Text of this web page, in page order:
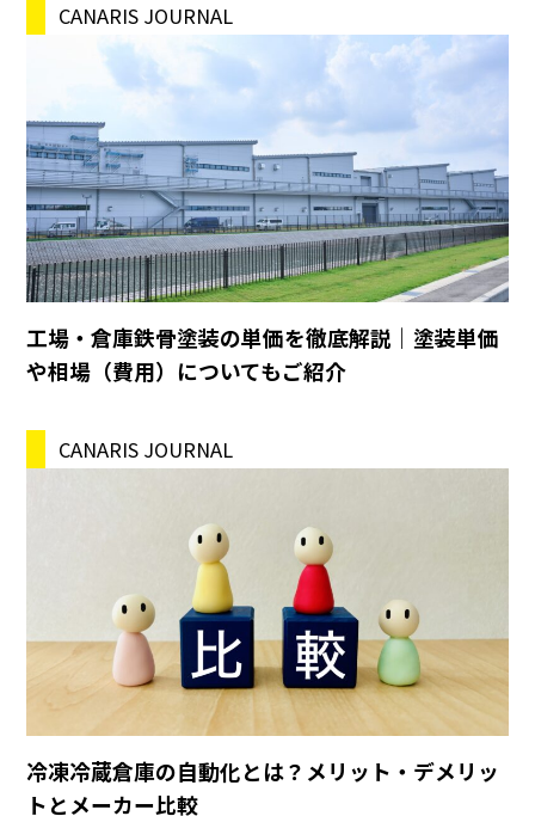
CANARIS JOURNAL
工場・倉庫鉄骨塗装の単価を徹底解説｜塗装単価
や相場（費用）についてもご紹介
CANARIS JOURNAL
冷凍冷蔵倉庫の自動化とは？メリット・デメリッ
トとメーカー比較